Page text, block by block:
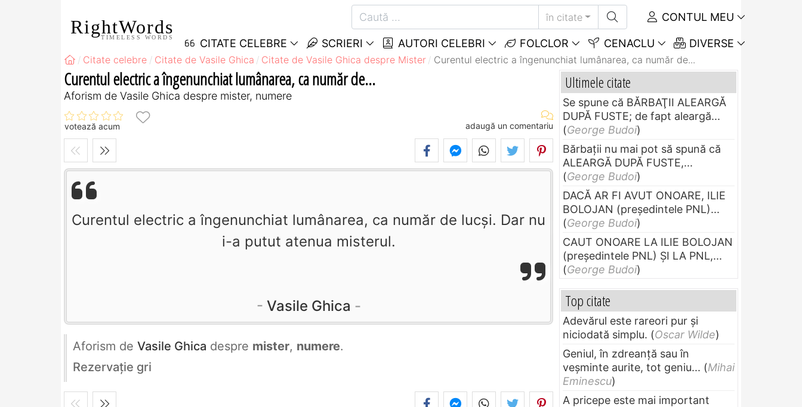
RightWords
TIMELESS WORDS
în citate CONTUL MEU
CITATE CELEBRE SCRIERI AUTORI CELEBRI FOLCLOR CENACLU DIVERSE
Citate celebre Citate de Vasile Ghica Citate de Vasile Ghica despre Mister Curentul electric a îngenunchiat lumânarea, ca număr de...
Curentul electric a îngenunchiat lumânarea, ca număr de...
Aforism de Vasile Ghica despre mister, numere
votează acum adaugă un comentariu
Curentul electric a îngenunchiat lumânarea, ca număr de lucşi. Dar nu
i-a putut atenua misterul.
Vasile Ghica
Aforism de Vasile Ghica despre mister, numere.
Rezervaţie gri
Ultimele citate
Se spune că BĂRBAŢII ALEARGĂ
DUPĂ FUSTE; de fapt aleargă...
(George Budoi)
Bărbaţii nu mai pot să spună că
ALEARGĂ DUPĂ FUSTE,...
(George Budoi)
DACĂ AR FI AVUT ONOARE, ILIE
BOLOJAN (preşedintele PNL)...
(George Budoi)
CAUT ONOARE LA ILIE BOLOJAN
(preşedintele PNL) ŞI LA PNL,...
(George Budoi)
Top citate
Adevărul este rareori pur și
niciodată simplu. (Oscar Wilde)
Geniul, în zdreanţă sau în
veşminte aurite, tot geniu... (Mihai
Eminescu)
A pricepe este mai important